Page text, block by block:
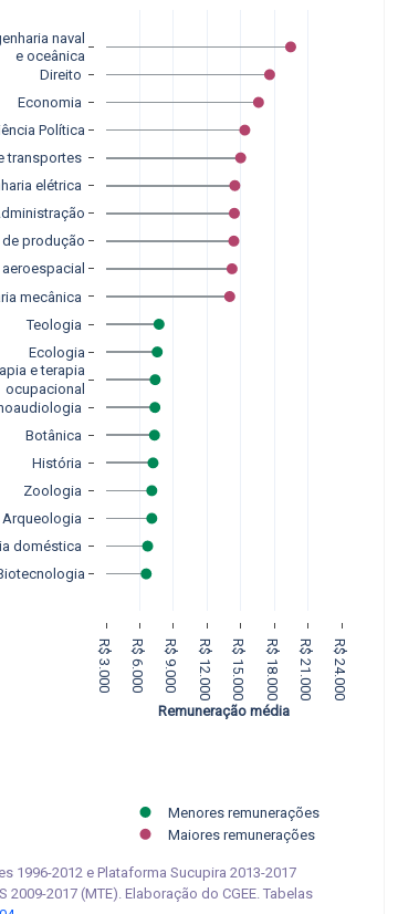
R$ 3.000 R$ 6.000 R$ 9.000 R$ 12.000 R$ 15.000 R$ 18.000 R$ 21.000 R$ 24.000
doméstica
Arqueologia
Zoologia
História
Botânica
e terapia
ocupacional
Ecologia
Teologia
mecânica
de produção
elétrica
transportes
Política
Economia
Direito
naval
e oceânica
Menores remunerações
Maiores remunerações
Remuneração média
1996-2012 e Plataforma Sucupira 2013-2017
2009-2017 (MTE). Elaboração do CGEE. Tabelas